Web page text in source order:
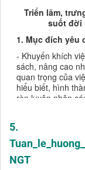
5.
NGT